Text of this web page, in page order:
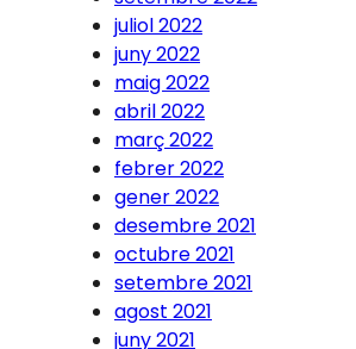
juliol 2022
juny 2022
maig 2022
abril 2022
març 2022
febrer 2022
gener 2022
desembre 2021
octubre 2021
setembre 2021
agost 2021
juny 2021